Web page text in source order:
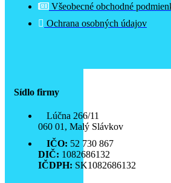
Všeobecné obchodné
Ochrana osobných údajov
Sídlo firmy
Lúčna 266/11
060 01, Malý Slávkov
IČO: 52 730 867
DIČ: 1082686132
IČDPH: SK1082686132